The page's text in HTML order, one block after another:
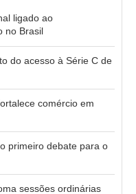
ligado ao
no Brasil
do acesso à Série C de
comércio em
primeiro debate para o
sessões ordinárias